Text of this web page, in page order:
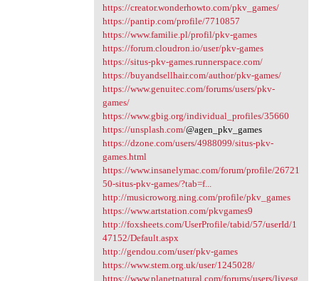
https://creator.wonderhowto.com/pkv_games/
https://pantip.com/profile/7710857
https://www.familie.pl/profil/pkv-games
https://forum.cloudron.io/user/pkv-games
https://situs-pkv-games.runnerspace.com/
https://buyandsellhair.com/author/pkv-games/
https://www.genuitec.com/forums/users/pkv-
games/
https://www.gbig.org/individual_profiles/35660
https://unsplash.com/@agen_pkv_games
https://dzone.com/users/4988099/situs-pkv-
games.html
https://www.insanelymac.com/forum/profile/26721
50-situs-pkv-games/?tab=f...
http://musicroworg.ning.com/profile/pkv_games
https://www.artstation.com/pkvgames9
http://foxsheets.com/UserProfile/tabid/57/userId/1
47152/Default.aspx
http://gendou.com/user/pkv-games
https://www.stem.org.uk/user/1245028/
https://www.planetnatural.com/forums/users/livesg